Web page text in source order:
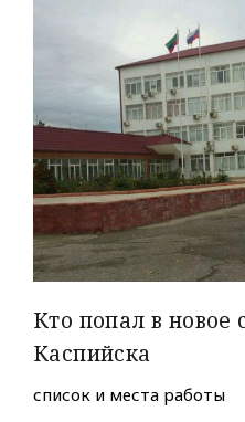
Кто попал в новое
Каспийска
список и места работы